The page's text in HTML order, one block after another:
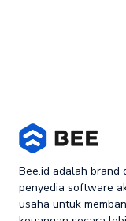
Bee.id adalah brand
penyedia software
usaha untuk